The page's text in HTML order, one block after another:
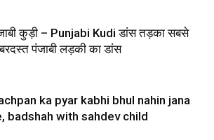
कुड़ी – Punjabi Kudi डांस तड़का सबसे
पंजाबी लड़की का डांस
ka pyar kabhi bhul nahin jana
badshah with sahdev child